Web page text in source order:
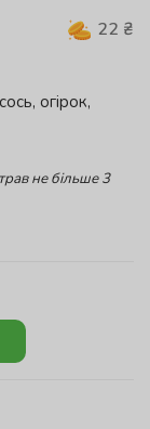
22 ₴
огірок,
не більше 3